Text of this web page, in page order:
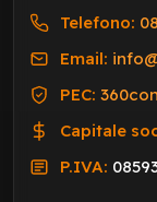
Telefono:
Email:
PEC:
Capitale
P.IVA: